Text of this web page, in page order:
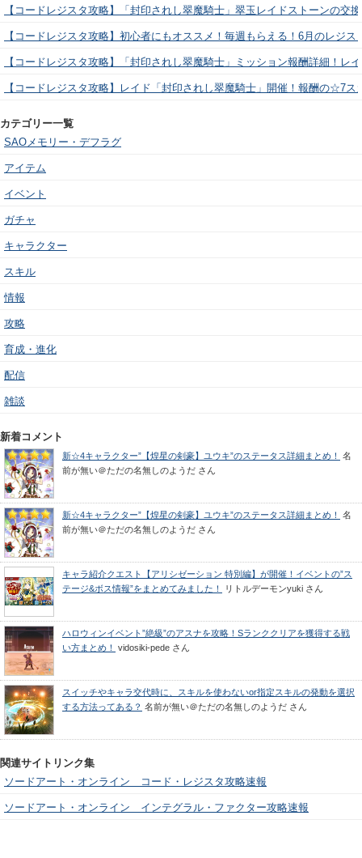
【コードレジスタ攻略】「封印されし翠魔騎士」翠玉レイドストーンの交
【コードレジスタ攻略】初心者にもオススメ！毎週もらえる！6月のレジ
【コードレジスタ攻略】「封印されし翠魔騎士」ミッション報酬詳細！レ
【コードレジスタ攻略】レイド「封印されし翠魔騎士」開催！報酬の☆7
カテゴリー一覧
SAOメモリー・デフラグ
アイテム
イベント
ガチャ
キャラクター
スキル
情報
攻略
育成・進化
配信
雑談
新着コメント
新☆4キャラクター”【煌星の剣豪】ユウキ”のステータス詳細まとめ！
名
前が無い＠ただの名無しのようだ さん
新☆4キャラクター”【煌星の剣豪】ユウキ”のステータス詳細まとめ！
名
前が無い＠ただの名無しのようだ さん
キャラ紹介クエスト【アリシゼーション 特別編】が開催！イベントの”ス
テージ&ボス情報”をまとめてみました！
リトルデーモンyuki さん
ハロウィンイベント”絶級”のアスナを攻略！Sランククリアを獲得する戦
い方まとめ！
vidosiki-pede さん
スイッチやキャラ交代時に、スキルを使わないor指定スキルの発動を選択
する方法ってある？ 名前が無い＠ただの名無しのようだ さん
関連サイトリンク集
ソードアート・オンライン コード・レジスタ攻略速報
ソードアート・オンライン インテグラル・ファクター攻略速報